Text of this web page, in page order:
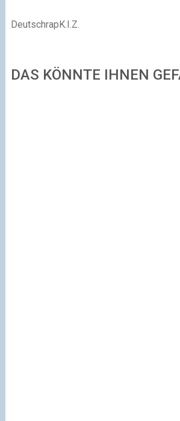
DeutschrapK.I.Z.
DAS KÖNNTE IHNEN